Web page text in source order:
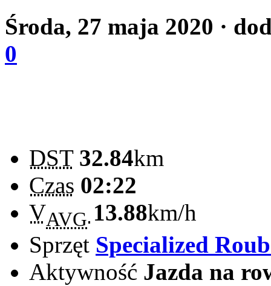
Środa, 27 maja 2020 ·
0
DST 32.84km
Czas 02:22
VAVG 13.88km/h
Sprzęt Specialized
Aktywność Jazda na